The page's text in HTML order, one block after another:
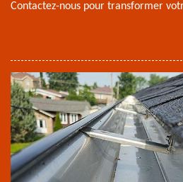
Contactez-nous pour transformer